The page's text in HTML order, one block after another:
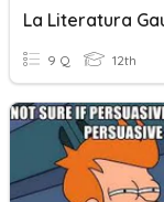
9 Q 12th